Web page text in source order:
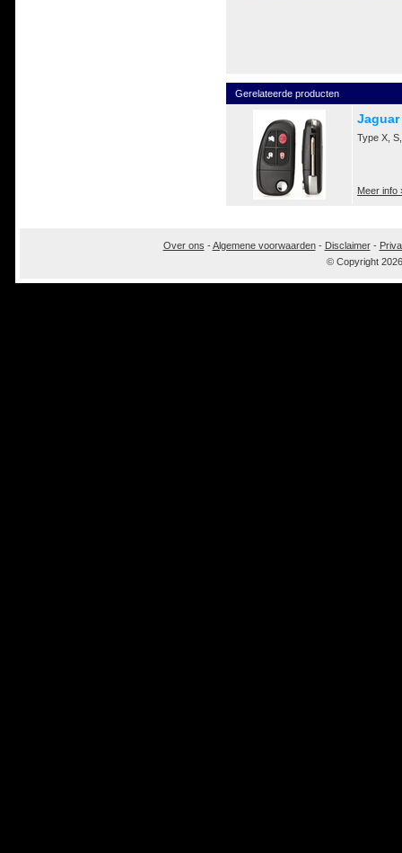
Gerelateerde producten
Jaguar
Type X,
Meer info
Over ons -Algemene voorwaarden- Disclaimer-
© Copyright